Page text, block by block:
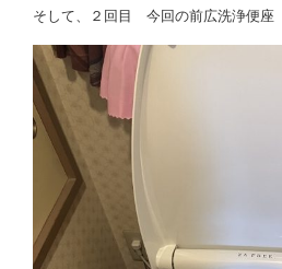
そして、２回目 今回の前広洗浄便座